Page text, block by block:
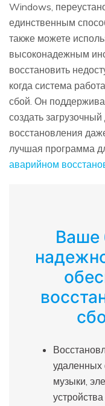
Windows,
единственным
также можете
высоконадежным
восстановить
когда система
сбой. Он
создать
восстановления
лучшая программа
аварийном
Ваше
удаленных
музыки,